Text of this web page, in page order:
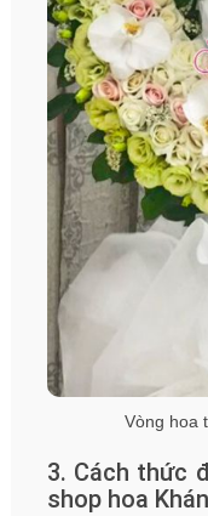
Vòng hoa
3. Cách thức
shop hoa